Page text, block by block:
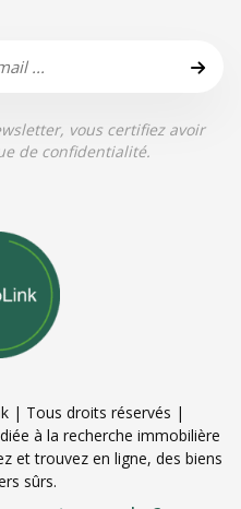
vous certifiez avoir
de confidentialité.
| Tous droits réservés |
à la recherche immobilière
et trouvez en ligne, des biens
sûrs.